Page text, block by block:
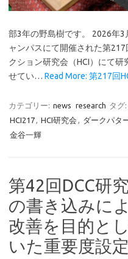
部3年の野島樹です。 2026年
ャンパスにて開催された第
クション研究会（HCI）にて
せてい… Read More: 第217回
カテゴリー: news research タグ:
HCI217, HCI研究会 , ダークパタ
金谷一輝
第42回DCC研
の書き込みに
改善を目的と
いた重要度設